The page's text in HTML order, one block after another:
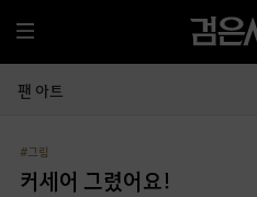
전
체
메
팬 아트
#그림
커세어 그렸어요!